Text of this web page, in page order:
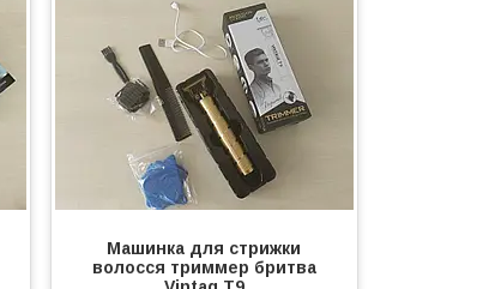
Машинка для стрижки
волосся триммер бритва